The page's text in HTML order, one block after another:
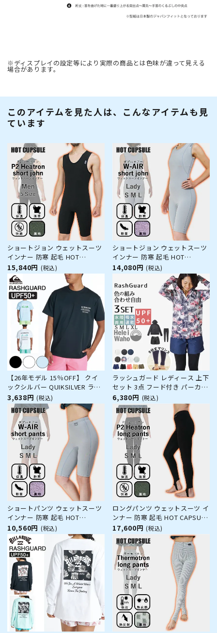
※ディスプレイの設定等により実際の商品とは色味が違って見える
場合があります。
このアイテムを見た人は、こんなアイテムも見
ています
ショートジョン ウェットスーツ
インナー 防寒 起毛 HOT
CAPSULE ホットカプセル P2ヒ
ートロン メンズ サーフィン ダ
イビング ラッシュガード 冬 保
温 グッズ ウィンターアイテム
15,840円 (税込)
ショートジョン ウェットスーツ
インナー 防寒 起毛 HOT
CAPSULE ホットカプセル ダブ
ルエアー レディース サーフィン
ダイビング ラッシュガード 冬
保温 グッズ ウィンターアイテム
14,080円 (税込)
【26年モデル 15％OFF】 クイ
ックシルバー QUIKSILVER ラッ
シュガード 半袖 ユーティリティ
Tシャツ 速乾 UPF50+ ドライタ
ッチ 透けにくい レギュラーフィ
ット ビーチ TEXT LOGO SS
QLY262009
3,638円 (税込)
ラッシュガード レディース 上下
セット 3点 フード付き パーカー
フーディー 長袖 レギンス サー
フパンツ 水着 30代 40代 50代
体型カバー ゆったり UVカット
水陸両用 プール 海 ランニング
ヨガ 接触冷感 ヘレイ
6,380円 (税込)
ショートパンツ ウェットスーツ
インナー 防寒 起毛 HOT
CAPSULE ホットカプセル ダブ
ルエアー レディース サーフィン
ダイビング ラッシュガード 冬
保温 グッズ ウィンターアイテム
10,560円 (税込)
ロングパンツ ウェットスーツ イ
ンナー 防寒 起毛 HOT CAPSULE
ホットカプセル P2ヒートロン
レディース サーフィン ダイビン
グ ラッシュガード 冬 保温 グッ
ズ ウィンターアイテム
17,600円 (税込)